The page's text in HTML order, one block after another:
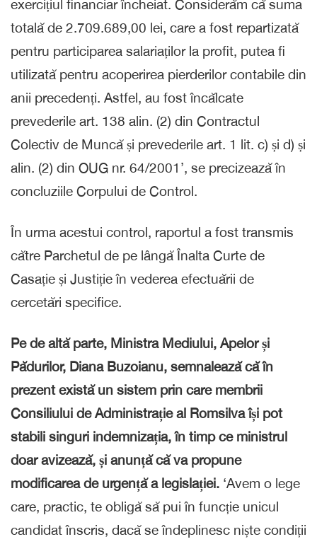
exercițiul financiar încheiat. Considerăm că suma
totală de 2.709.689,00 lei, care a fost repartizată
pentru participarea salariaților la profit, putea fi
utilizată pentru acoperirea pierderilor contabile din
anii precedenți. Astfel, au fost încălcate
prevederile art. 138 alin. (2) din Contractul
Colectiv de Muncă și prevederile art. 1 lit. c) și d) și
alin. (2) din OUG nr. 64/2001’, se precizează în
concluziile Corpului de Control.
În urma acestui control, raportul a fost transmis
către Parchetul de pe lângă Înalta Curte de
Casație și Justiție în vederea efectuării de
cercetări specifice.
Pe de altă parte, Ministra Mediului, Apelor și
Pădurilor, Diana Buzoianu, semnalează că în
prezent există un sistem prin care membrii
Consiliului de Administrație al Romsilva își pot
stabili singuri indemnizația, în timp ce ministrul
doar avizează, și anunță că va propune
modificarea de urgență a legislației. ‘Avem o lege
care, practic, te obligă să pui în funcție unicul
candidat înscris, dacă se îndeplinesc niște condiții